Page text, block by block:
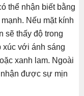
thể nhận biết bằng
Nếu mặt kính
sẽ thấy độ trong
xúc với ánh sáng
xanh lam. Ngoài
nhận được sự mịn